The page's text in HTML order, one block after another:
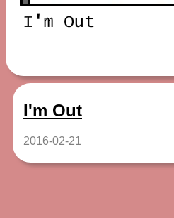
I'm Out
2016-02-21